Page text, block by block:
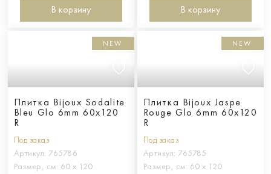
В корзину В корзину
NEW
Плитка Bijoux Sodalite
Bleu Glo 6mm 60x120
R
Под заказ
Артикул: 765786
Размер, см: 60 х 120
NEW
Плитка Bijoux Jaspe
Rouge Glo 6mm 60x120
R
Под заказ
Артикул: 765785
Размер, см: 60 х 120